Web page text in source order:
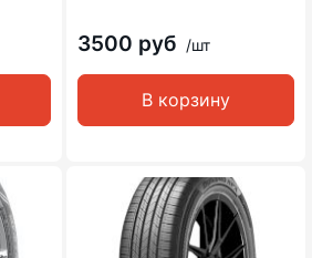
3500 руб /шт
В корзину